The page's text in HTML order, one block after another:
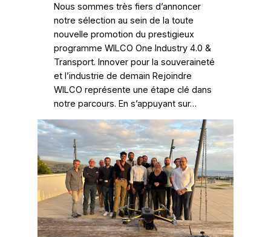
Nous sommes très fiers d’annoncer
notre sélection au sein de la toute
nouvelle promotion du prestigieux
programme WILCO One Industry 4.0 &
Transport. Innover pour la souveraineté
et l’industrie de demain Rejoindre
WILCO représente une étape clé dans
notre parcours. En s’appuyant sur…